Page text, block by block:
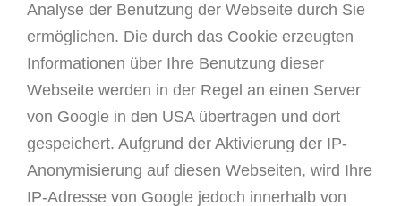
Analyse der Benutzung der Webseite durch Sie
ermöglichen. Die durch das Cookie erzeugten
Informationen über Ihre Benutzung dieser
Webseite werden in der Regel an einen Server
von Google in den USA übertragen und dort
gespeichert. Aufgrund der Aktivierung der IP-
Anonymisierung auf diesen Webseiten, wird Ihre
IP-Adresse von Google jedoch innerhalb von